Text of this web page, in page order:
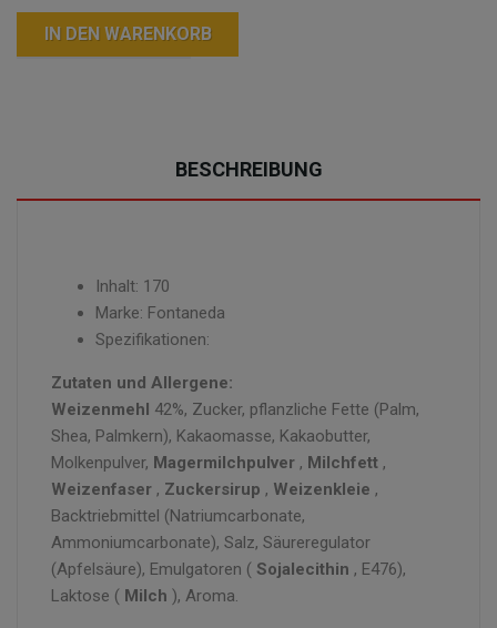
IN DEN WARENKORB
BESCHREIBUNG
Inhalt: 170
Marke: Fontaneda
Spezifikationen:
Zutaten und Allergene:
Weizenmehl 42%, Zucker, pflanzliche Fette (Palm,
Shea, Palmkern), Kakaomasse, Kakaobutter,
Molkenpulver, Magermilchpulver , Milchfett ,
Weizenfaser , Zuckersirup , Weizenkleie ,
Backtriebmittel (Natriumcarbonate,
Ammoniumcarbonate), Salz, Säureregulator
(Apfelsäure), Emulgatoren ( Sojalecithin , E476),
Laktose ( Milch ), Aroma.